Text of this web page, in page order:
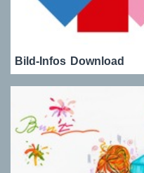
Bild-Infos Download